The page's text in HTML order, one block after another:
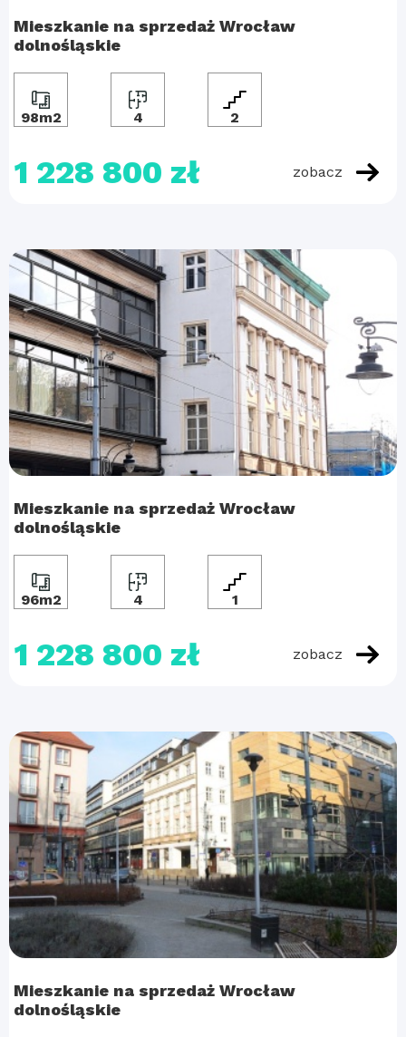
Mieszkanie na sprzedaż Wrocław
dolnośląskie
98m2 4 2
1 228 800 zł zobacz
Mieszkanie na sprzedaż Wrocław
dolnośląskie
96m2 4 1
1 228 800 zł zobacz
Mieszkanie na sprzedaż Wrocław
dolnośląskie